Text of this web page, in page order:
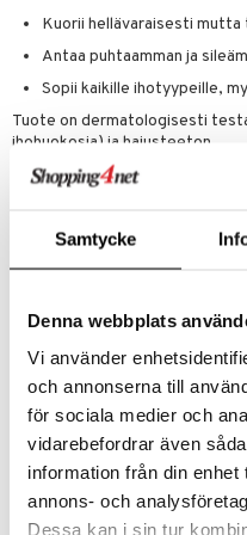
Samtycke
Denna webbplats
Vi använder
och annonserna till
för sociala medier och
vidarebefordrar även
information från din
annons- och
Dessa kan i sin tur
Kuorii hellävaraisesti mutta
Antaa puhtaamman ja
Sopii kaikille ihotyypeille,
Tuote on dermatologisesti
ihohuokosia) ja hajusteeton.
Kaikki Everyday Skincare -
Käyttö
1: Levitä 1–2 tippaa Buff'n
2: levitä sen jälkeen sopiva
3: Saavuttaaksesi parhaan
Chemical Exfoliant illalla ja
AQUA (WATER), GLYCERIN,
LACTATE, LACTIC ACID,
CARRAGEENAN,
ETHYLHEXYLGLYCERIN,